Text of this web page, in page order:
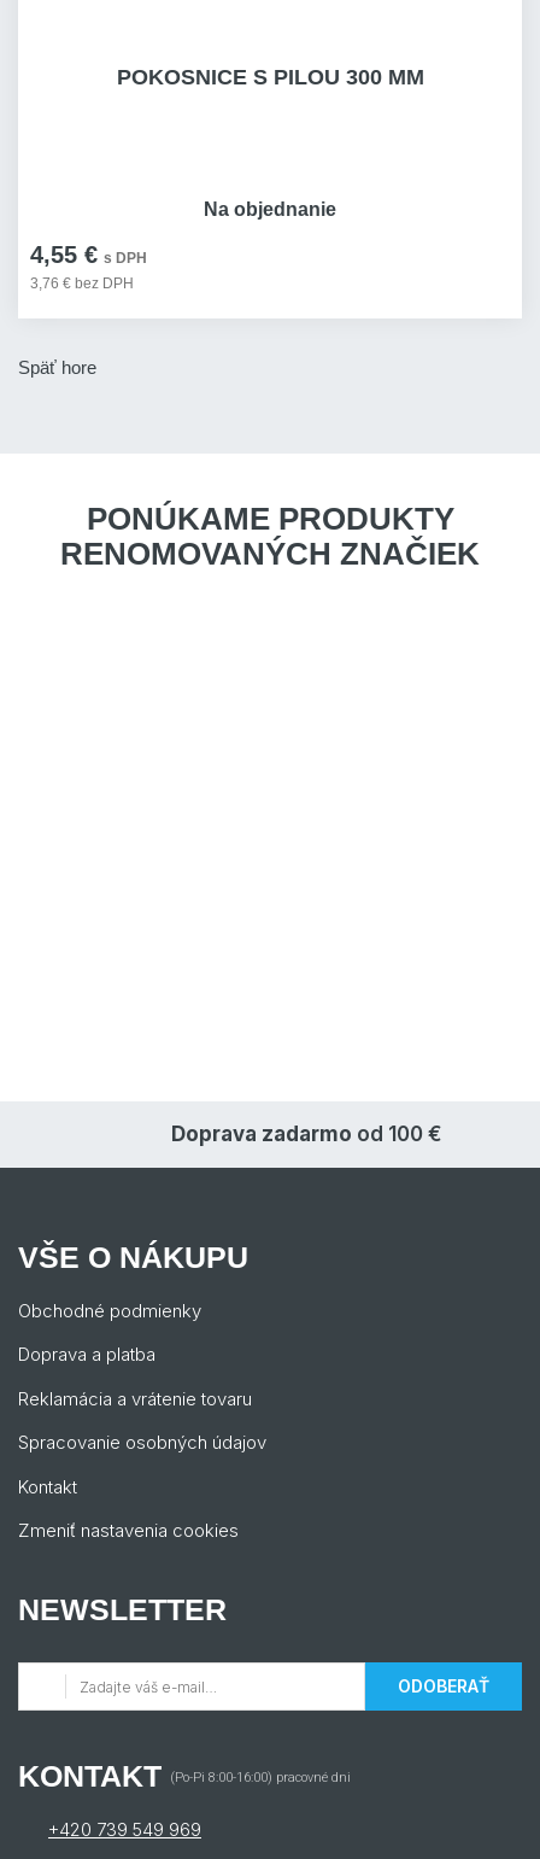
POKOSNICE S PILOU 300 MM
4,55 € s DPH
3,76 € bez DPH
Na objednanie
Späť hore
PONÚKAME PRODUKTY
RENOMOVANÝCH ZNAČIEK
Doprava zadarmo od 100 €
VŠE O NÁKUPU
Obchodné podmienky
Doprava a platba
Reklamácia a vrátenie tovaru
Spracovanie osobných údajov
Kontakt
Zmeniť nastavenia cookies
NEWSLETTER
ODOBERAŤ
KONTAKT (Po-Pi 8:00-16:00) pracovné dni
+420 739 549 969